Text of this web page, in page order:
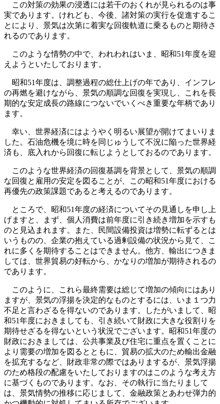
この対策の効果の浸透には若干のおくれが見られるのは事
実であります。けれども、今後、諸対策の実行を促進するこ
とにより、景気は次第に着実な回復軌道に乗るものと期待さ
れるのであります。
このような情勢の中で、われわれはいま、昭和51年度を迎
えようといたしております。
昭和51年度は、調整過程の総仕上げの年であり、インフレ
の再燃を避けながら、景気の順調な回復を実現し、これを長
期的な安定成長の路線につないでいくべき重要な年柄であり
ます。
幸い、世界経済にはようやく明るい展望が開けてまいりま
した。石油危機を境に時を同じゅうして不況に陥った世界経
済も、底入れから回復に転じようとしておるのであります。
このような世界経済の回復基調を背景として、景気の順調
な回復と雇用の安定を図ることが、この昭和51年度における
再優先の政策課題であると考えるのであります。
ところで、昭和51年度の経済についてその見通しを申し上
げますと、まず、個人消費は前年度に引き続き増加を示すも
のと見込まれます。また、民間設備投資は増勢に転ずるとは
いうものの、企業の抱えている過剰設備の状況から見て、こ
れに多くを期待することはできません。他方、輸出につきま
しては、世界貿易の好転から、かなりの増加が期待されるの
であります。
このように、これら最終需要は総じて増加の傾向にはあり
ますが、景気の浮揚を決定的なものとするには、いま１つ力
不足と言わざるを得ないのであります。したがいまして、昭
和51年度におきましても、引き続いて財政に大きな役割りを
期待せざるを得ないという状況でございます。昭和51年度の
財政におきましては、公共事業及び住宅に重点を置くことに
より需要の増加を図るとともに、貿易の拡大のため輸出金融
を拡充するなど、財政非常の際ではありまするが、景気浮揚
のため格段の配慮をいたしておりますのはこのような考え方
に基づくものであります。なお、その執行に当たりまして
は、景気情勢の推移に応じまして、金融政策とあわせ弾力的